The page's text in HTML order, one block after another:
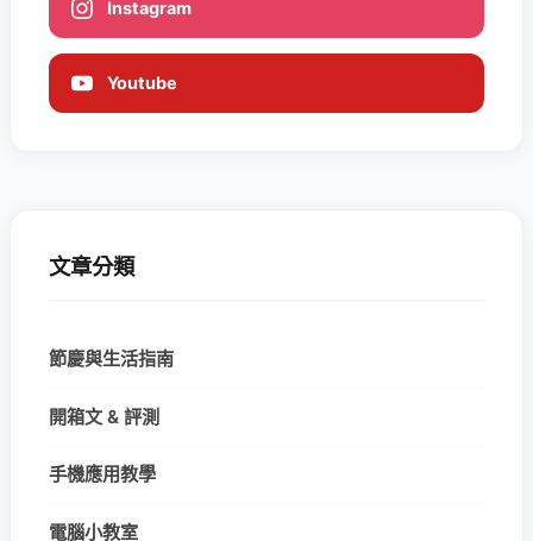
Instagram
Youtube
文章分類
節慶與生活指南
開箱文 & 評測
手機應用教學
電腦小教室